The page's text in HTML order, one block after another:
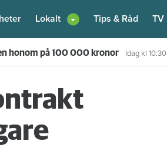
Lokalt Tips & Råd TV
honom på 100 000 kronor Idag kl 10:30